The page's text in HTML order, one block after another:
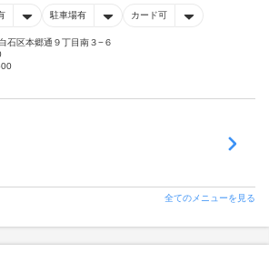
駐車場有 カード可
石区本郷通９丁目南３−６
全てのメニューを見る